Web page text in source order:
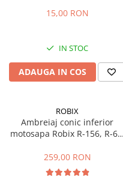
Lopeti pentru zapada
Alte unelte de gradinarit
Casti de protectie
Manusi de lucru
Electrice si Iluminat
15,00 RON
IN STOC
ADAUGA IN COS
ROBIX
Ambreiaj conic inferior
motosapa Robix R-156, R-66,
259,00 RON